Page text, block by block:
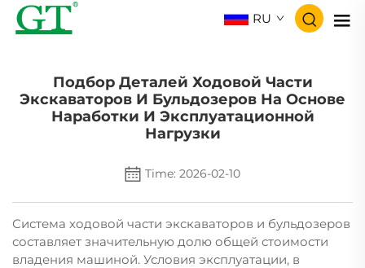
RU
Подбор Деталей Ходовой Части
Экскаваторов И Бульдозеров На Основе
Наработки И Эксплуатационной
Нагрузки
Time: 2026-02-10
Система ходовой части экскаваторов и бульдозеров
составляет значительную долю общей стоимости
владения машиной. Условия эксплуатации, в